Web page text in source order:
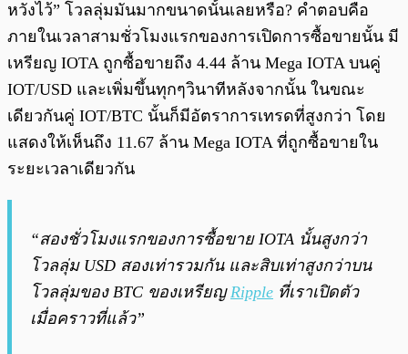
หวังไว้” โวลลุ่มมันมากขนาดนั้นเลยหรือ? คำตอบคือ
ภายในเวลาสามชั่วโมงแรกของการเปิดการซื้อขายนั้น มี
เหรียญ IOTA ถูกซื้อขายถึง 4.44 ล้าน Mega IOTA บนคู่
IOT/USD และเพิ่มขึ้นทุกๆวินาทีหลังจากนั้น ในขณะ
เดียวกันคู่ IOT/BTC นั้นก็มีอัตราการเทรดที่สูงกว่า โดย
แสดงให้เห็นถึง 11.67 ล้าน Mega IOTA ที่ถูกซื้อขายใน
ระยะเวลาเดียวกัน
“สองชั่วโมงแรกของการซื้อขาย IOTA นั้นสูงกว่า
โวลลุ่ม USD สองเท่ารวมกัน และสิบเท่าสูงกว่าบน
โวลลุ่มของ BTC ของเหรียญRipple ที่เราเปิดตัว
เมื่อคราวที่แล้ว”